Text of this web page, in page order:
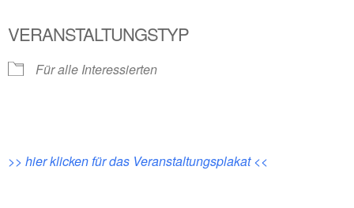
VERANSTALTUNGSTYP
Für alle Interessierten
>> hier klicken für das Veranstaltungsplakat <<